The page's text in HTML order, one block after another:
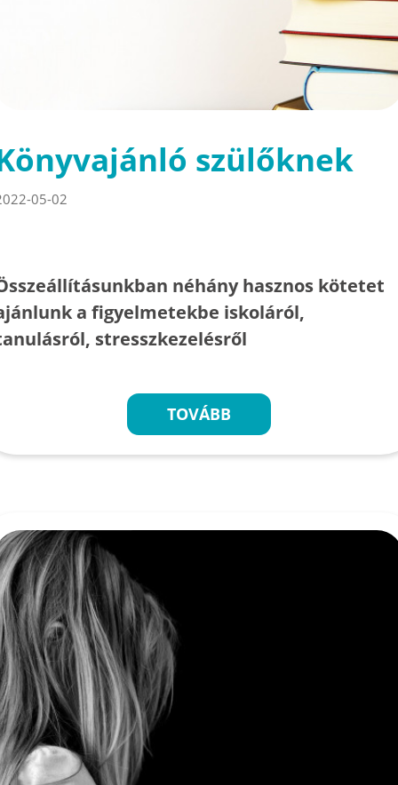
szülőknek
05-02
néhány hasznos kötetet
a figyelmetekbe iskoláról,
stresszkezelésről
TOVÁBB